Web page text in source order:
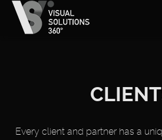
Every client and partner has a